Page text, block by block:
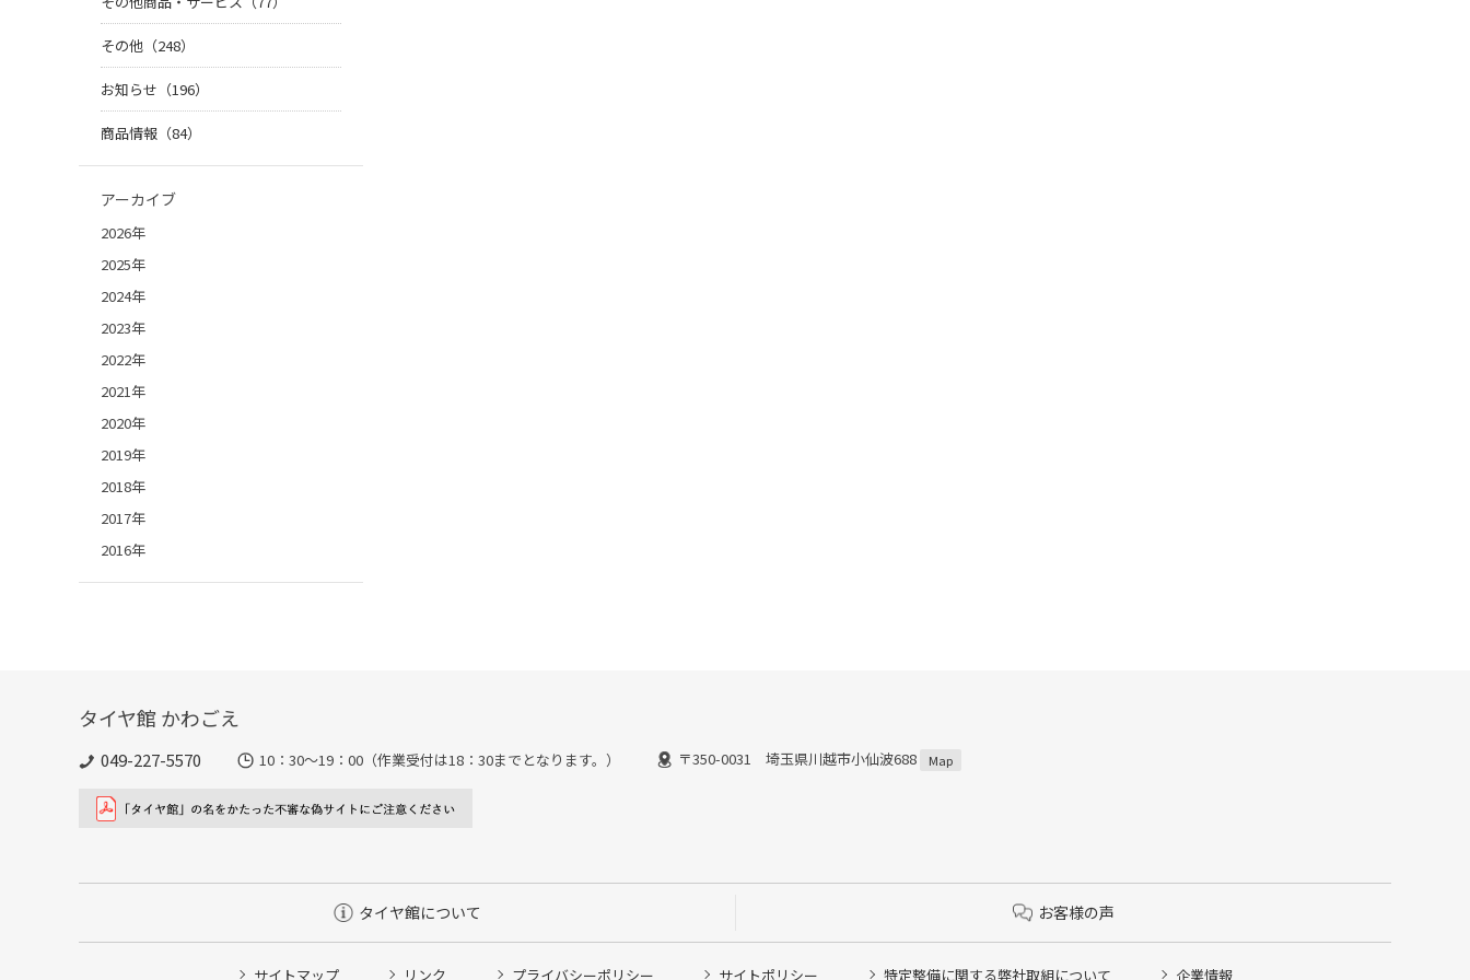
その他（248）
お知らせ（196）
商品情報（84）
アーカイブ
2026年
2025年
2024年
2023年
2022年
2021年
2020年
2019年
2018年
2017年
2016年
タイヤ館 かわごえ
049-227-5570 10：30～19：00（作業受付は18：30までとなります。） 〒350-0031 埼玉県川越市小仙波688 Map
タイヤ館について お客様の声
サイトマップ リンク プライバシーポリシー サイトポリシー 特定整備に関する弊社取組について 企業情報